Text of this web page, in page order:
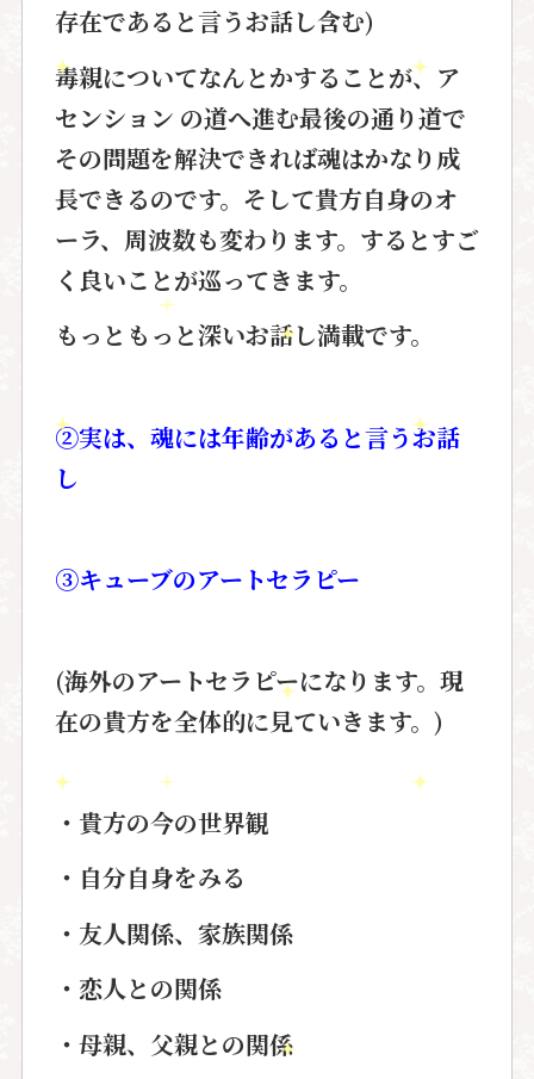
存在であると言うお話し含む)
毒親についてなんとかすることが、 ア
センション の道へ進む最後の通り道で
その問題を解決できれば魂はかなり成
長できるのです。そして貴方自身のオ
ーラ、周波数も変わります。 するとすご
く良いことが巡ってきます。
もっともっと深いお話し満載です。
②実は、魂には年齢があると言うお話
し
③キューブのアートセラピー
(海外のアートセラピーになります。現
在の貴方を全体的に見ていきます。)
・貴方の今の世界観
・自分自身をみる
・友人関係、家族関係
・恋人との関係
・母親、父親との関係